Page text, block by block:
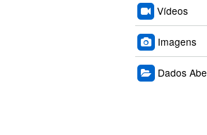
Vídeos
Imagens
Dados